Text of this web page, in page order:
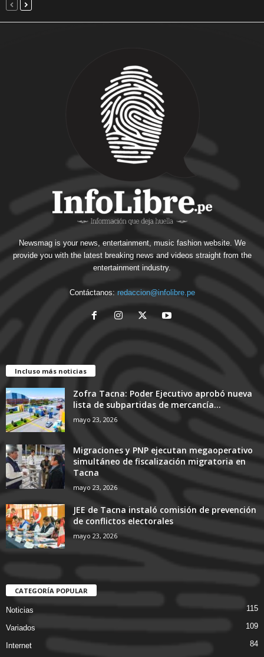
Newsmag is your news, entertainment, music fashion website. We
provide you with the latest breaking news and videos straight from the
entertainment industry.
Contáctanos: redaccion@infolibre.pe
Incluso más noticias
Zofra Tacna: Poder Ejecutivo aprobó nueva
lista de subpartidas de mercancía...
mayo 23, 2026
Migraciones y PNP ejecutan megaoperativo
simultáneo de fiscalización migratoria en
Tacna
mayo 23, 2026
JEE de Tacna instaló comisión de prevención
de conflictos electorales
mayo 23, 2026
CATEGORÍA POPULAR
Noticias 115
Variados 109
Internet
84